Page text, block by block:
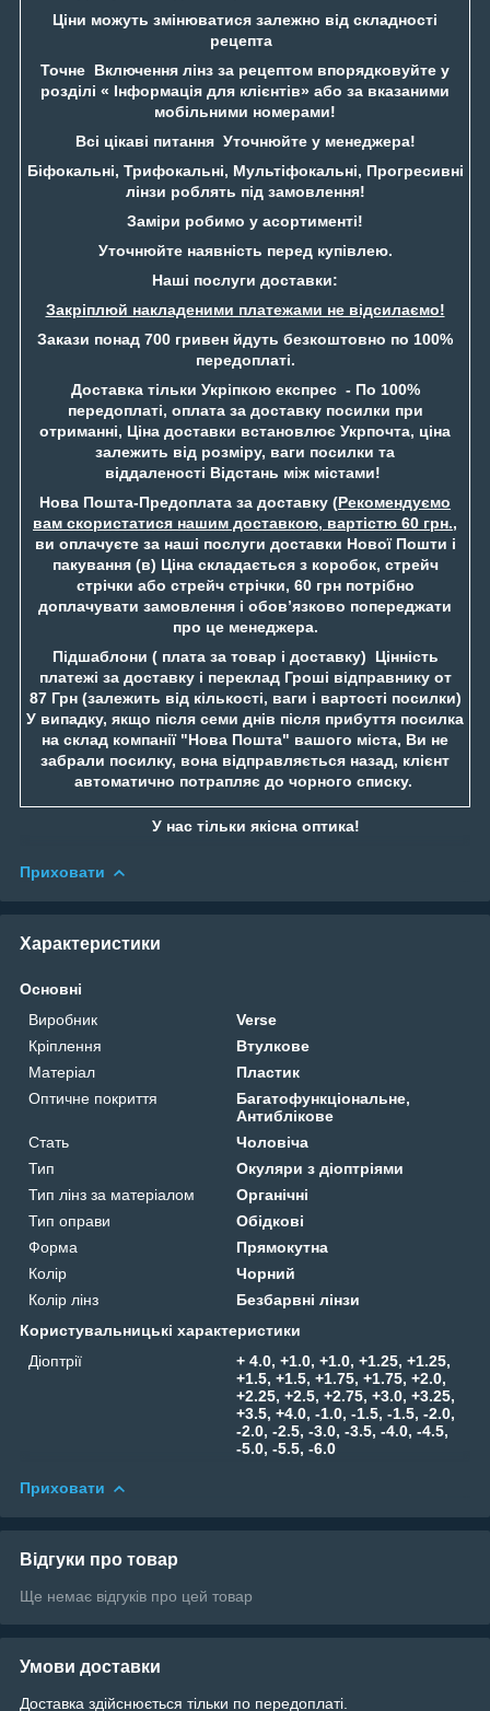
Ціни можуть змінюватися залежно від складності
рецепта
Точне Включення лінз за рецептом впорядковуйте у
розділі « Інформація для клієнтів» або за вказаними
мобільними номерами!
Всі цікаві питання Уточнюйте у менеджера!
Біфокальні, Трифокальні, Мультіфокальні, Прогресивні
лінзи роблять під замовлення!
Заміри робимо у асортименті!
Уточнюйте наявність перед купівлею.
Наші послуги доставки:
Закріплюй накладеними платежами не відсилаємо!
Закази понад 700 гривен йдуть безкоштовно по 100%
передоплаті.
Доставка тільки Укріпкою експрес - По 100%
передоплаті, оплата за доставку посилки при
отриманні, Ціна доставки встановлює Укрпочта, ціна
залежить від розміру, ваги посилки та
віддаленості Відстань між містами!
Нова Пошта-Предоплата за доставку (Рекомендуємо
вам скористатися нашим доставкою, вартістю 60 грн.,
ви оплачуєте за наші послуги доставки Нової Пошти і
пакування (в) Ціна складається з коробок, стрейч
стрічки або стрейч стрічки, 60 грн потрібно
доплачувати замовлення і обов’язково попереджати
про це менеджера.
Підшаблони ( плата за товар і доставку) Цінність
платежі за доставку і переклад Гроші відправнику от
87 Грн (залежить від кількості, ваги і вартості посилки)
У випадку, якщо після семи днів після прибуття посилка
на склад компанії "Нова Пошта" вашого міста, Ви не
забрали посилку, вона відправляється назад, клієнт
автоматично потрапляє до чорного списку.
У нас тільки якісна оптика!
Приховати
Характеристики
Основні
Виробник
Verse
Кріплення
Втулкове
Матеріал
Пластик
Оптичне покриття
Багатофункціональне,
Антиблікове
Стать
Чоловіча
Тип
Окуляри з діоптріями
Тип лінз за матеріалом
Органічні
Тип оправи
Обідкові
Форма
Прямокутна
Колір
Чорний
Колір лінз
Безбарвні лінзи
Користувальницькі характеристики
Діоптрії
+ 4.0, +1.0, +1.0, +1.25, +1.25,
+1.5, +1.5, +1.75, +1.75, +2.0,
+2.25, +2.5, +2.75, +3.0, +3.25,
+3.5, +4.0, -1.0, -1.5, -1.5, -2.0,
-2.0, -2.5, -3.0, -3.5, -4.0, -4.5,
-5.0, -5.5, -6.0
Приховати
Відгуки про товар
Ще немає відгуків про цей товар
Умови доставки
Доставка здійснюється тільки по передоплаті.